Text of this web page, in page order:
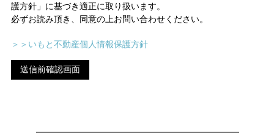
護方針」に基づき適正に取り扱います。
必ずお読み頂き、同意の上お問い合わせください。
＞＞いもと不動産個人情報保護方針